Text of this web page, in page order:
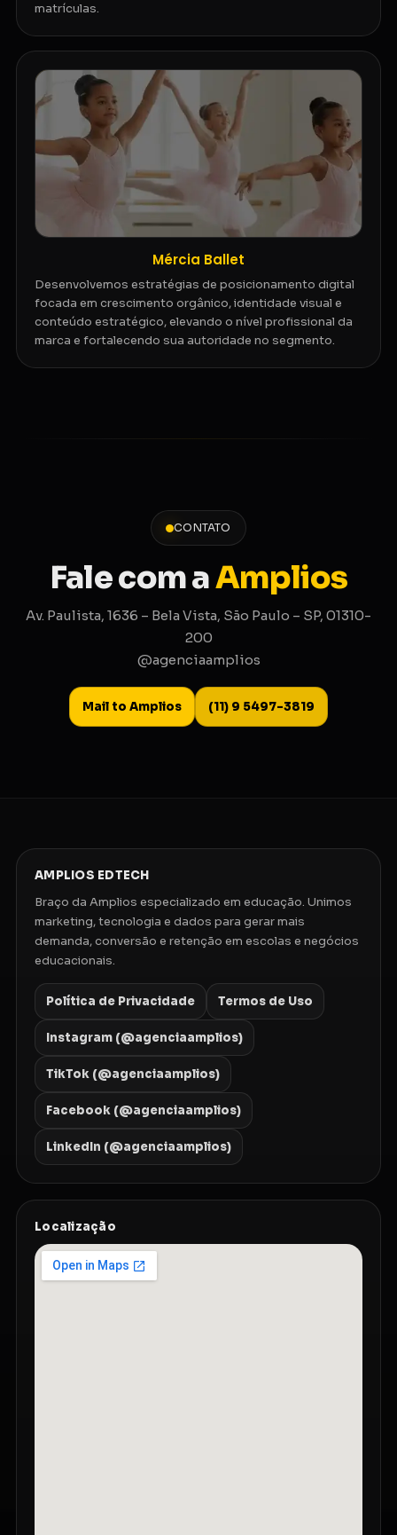
matrículas.
Mércia Ballet
Desenvolvemos estratégias de posicionamento digital
focada em crescimento orgânico, identidade visual e
conteúdo estratégico, elevando o nível profissional da
marca e fortalecendo sua autoridade no segmento.
CONTATO
Fale com aAmplios
Av. Paulista, 1636 – Bela Vista, São Paulo – SP, 01310-
200
@agenciaamplios
Mail to Amplios (11) 9 5497-3819
AMPLIOS EDTECH
Braço da Amplios especializado em educação. Unimos
marketing, tecnologia e dados para gerar mais
demanda, conversão e retenção em escolas e negócios
educacionais.
Política de Privacidade Termos de Uso
Instagram (@agenciaamplios)
TikTok (@agenciaamplios)
Facebook (@agenciaamplios)
LinkedIn (@agenciaamplios)
Localização